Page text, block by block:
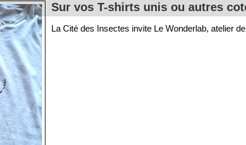
Sur vos T-shirts unis ou autres
La Cité des Insectes invite Le Wonderlab, atelier